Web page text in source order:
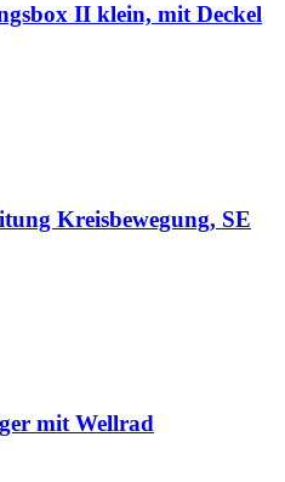
II klein, mit Deckel
Kreisbewegung, SE
mit Wellrad